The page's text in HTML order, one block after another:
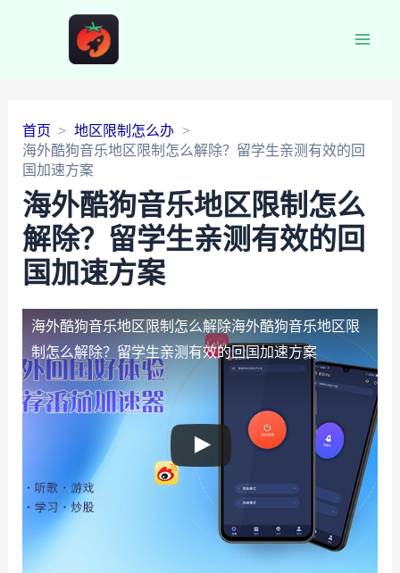
首页
地区限制怎么办
海外酷狗音乐地区限制怎么解除？留学生亲测有效的回
国加速方案
海外酷狗音乐地区限制怎么
解除？留学生亲测有效的回
国加速方案
海外酷狗音乐地区限制怎么解除海外酷狗音乐地区限
制怎么解除？留学生亲测有效的回国加速方案